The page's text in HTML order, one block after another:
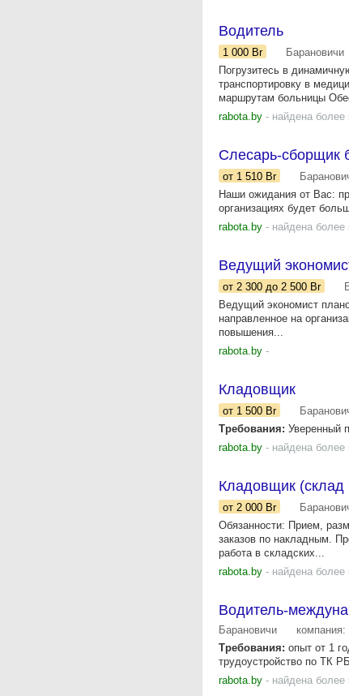
Водитель
1 000 Br Барановичи
Погрузитесь в
транспортировку в
маршрутам больницы
rabota.by - найдена более
Слесарь-сборщик
от 1 510 Br
Наши ожидания от Вас:
организациях будет
rabota.by - найдена более
Ведущий
от 2 300 до 2 500 Br
Ведущий экономист
направленное на
повышения...
rabota.by -
Кладовщик
от 1 500 Br
Требования: Уверенный
rabota.by - найдена более
Кладовщик
от 2 000 Br
Обязанности: Прием,
заказов по накладным.
работа в складских...
rabota.by - найдена более
Водитель-
Барановичи компания:
Требования: опыт от 1
трудоустройство по ТК
rabota.by - найдена более